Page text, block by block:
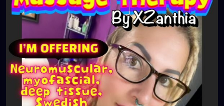
#largo#igersstpete #Pinellascounty#ilovestpete
#massageTherapist#instaburg#brandon
#massage
#massagetherapy#palmharbor